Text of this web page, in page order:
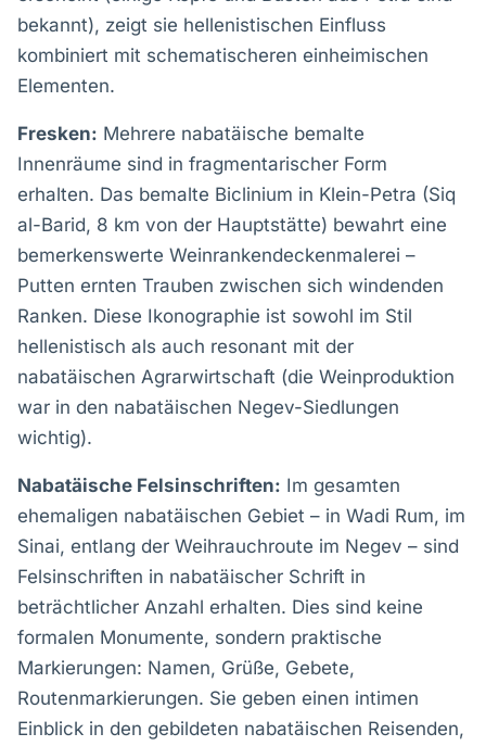
bekannt), zeigt sie hellenistischen Einfluss
kombiniert mit schematischeren einheimischen
Elementen.
Fresken: Mehrere nabatäische bemalte
Innenräume sind in fragmentarischer Form
erhalten. Das bemalte Biclinium in Klein-Petra (Siq
al-Barid, 8 km von der Hauptstätte) bewahrt eine
bemerkenswerte Weinrankendeckenmalerei –
Putten ernten Trauben zwischen sich windenden
Ranken. Diese Ikonographie ist sowohl im Stil
hellenistisch als auch resonant mit der
nabatäischen Agrarwirtschaft (die Weinproduktion
war in den nabatäischen Negev-Siedlungen
wichtig).
Nabatäische Felsinschriften: Im gesamten
ehemaligen nabatäischen Gebiet – in Wadi Rum, im
Sinai, entlang der Weihrauchroute im Negev – sind
Felsinschriften in nabatäischer Schrift in
beträchtlicher Anzahl erhalten. Dies sind keine
formalen Monumente, sondern praktische
Markierungen: Namen, Grüße, Gebete,
Routenmarkierungen. Sie geben einen intimen
Einblick in den gebildeten nabatäischen Reisenden,